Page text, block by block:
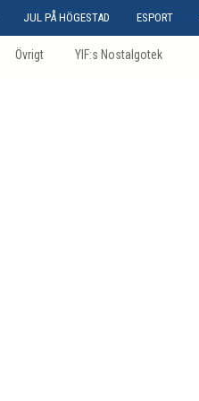
JUL PÅ HÖGESTAD ESPORT
Övrigt YIF:s Nostalgotek